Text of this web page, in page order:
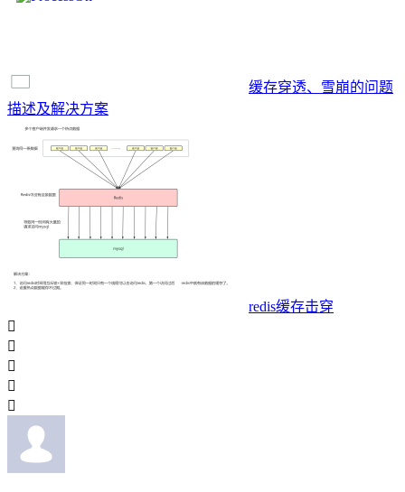
缓存穿透、雪崩的问题
描述及解决方案
redis缓存击穿




